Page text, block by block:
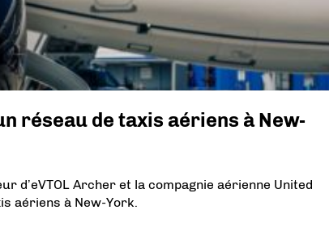
réseau de taxis aériens à New-
d’eVTOL Archer et la compagnie aérienne United
aériens à New-York.